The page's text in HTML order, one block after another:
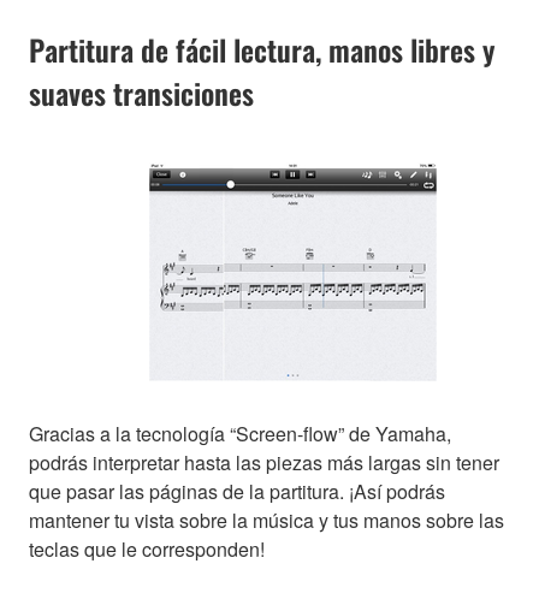
Partitura de fácil lectura, manos libres y
suaves transiciones
Gracias a la tecnología “Screen-flow” de Yamaha,
podrás interpretar hasta las piezas más largas sin tener
que pasar las páginas de la partitura. ¡Así podrás
mantener tu vista sobre la música y tus manos sobre las
teclas que le corresponden!